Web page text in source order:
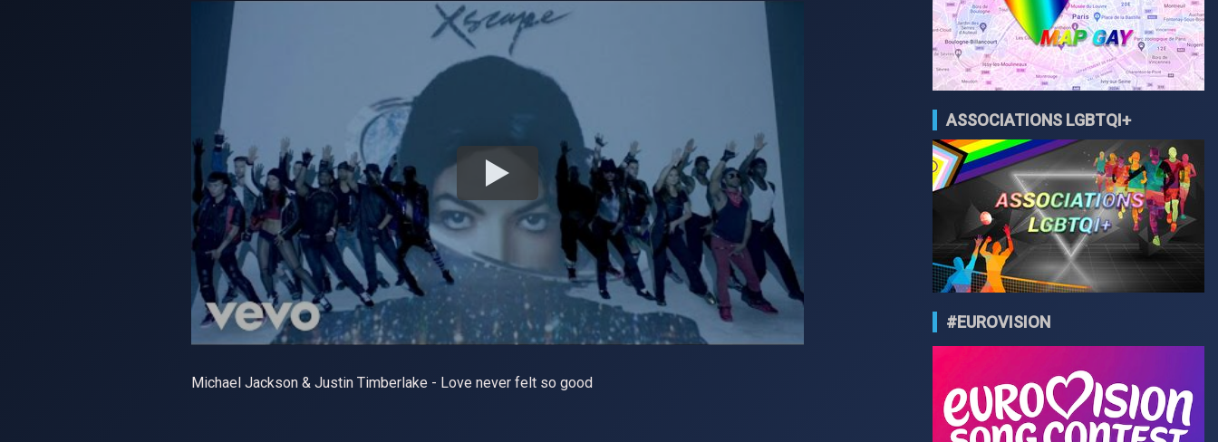
Michael Jackson & Justin Timberlake - Love never felt so good
ASSOCIATIONS LGBTQI+
#EUROVISION